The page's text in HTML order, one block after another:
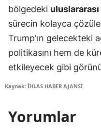
bölgedeki
sürecin kolayca
Trump'ın gelecekteki
politikasını hem de
etkileyecek gibi
Kaynak: İHLAS HABER AJANSI
Yorumlar